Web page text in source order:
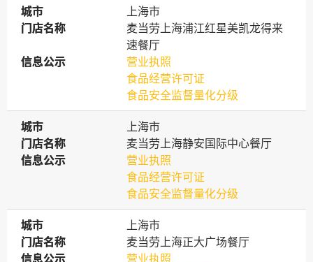
城市
城市
上海市
门店名称
门店名称
麦当劳上海浦江红星美凯龙得来
速餐厅
信息公示
信息公示
营业执照
食品经营许可证
食品安全监督量化分级
城市
城市
上海市
门店名称
门店名称
麦当劳上海静安国际中心餐厅
信息公示
信息公示
营业执照
食品经营许可证
食品安全监督量化分级
城市
城市
上海市
门店名称
门店名称
麦当劳上海正大广场餐厅
信息公示
信息公示
营业执照